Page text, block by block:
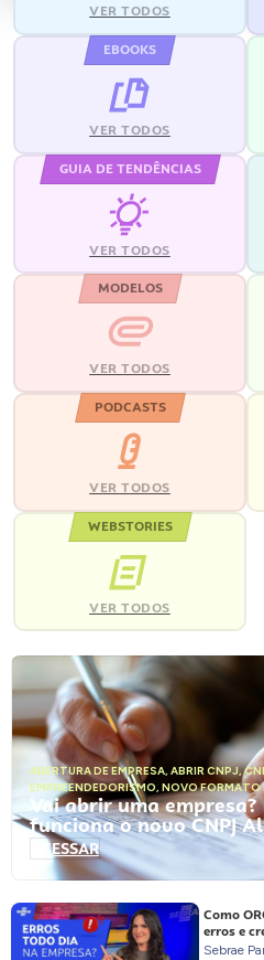
VER TODOS
EBOOKS
VER TODOS
GUIA DE TENDÊNCIAS
VER TODOS
MODELOS
VER TODOS
PODCASTS
VER TODOS
WEBSTORIES
VER TODOS
ABERTURA DE EMPRESA, ABRIR CNPJ,
EMPREENDEDORISMO, NOVO FORMATO
Vai abrir uma
funciona o novo CNPJ
ACESSAR
Como
erros e
Sebrae